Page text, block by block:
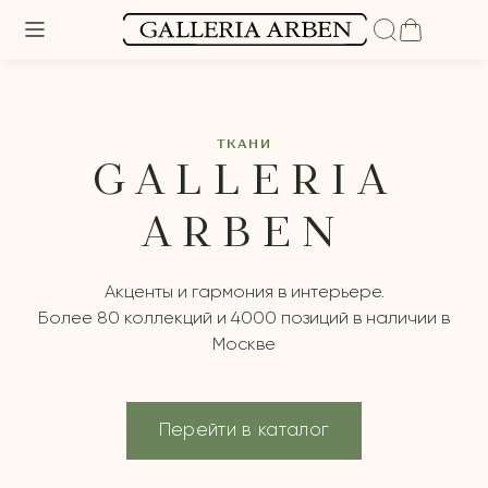
ТКАНИ
GALLERIA
ARBEN
Акценты и гармония в интерьере.
Более 80 коллекций и 4000 позиций в наличии в
Москве
Перейти в каталог